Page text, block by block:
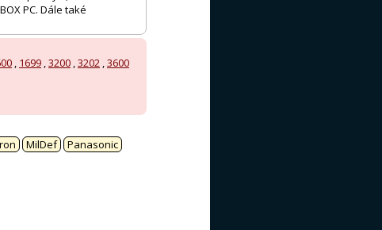
PC. Dále také
, 1699 ,3200 ,3202 ,3600
MilDef
Panasonic